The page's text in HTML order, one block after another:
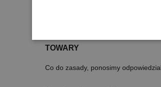
W przypadku gdy niewłaściwie
pocztową na adres ul.
TOWARY
Co do zasady, ponosimy